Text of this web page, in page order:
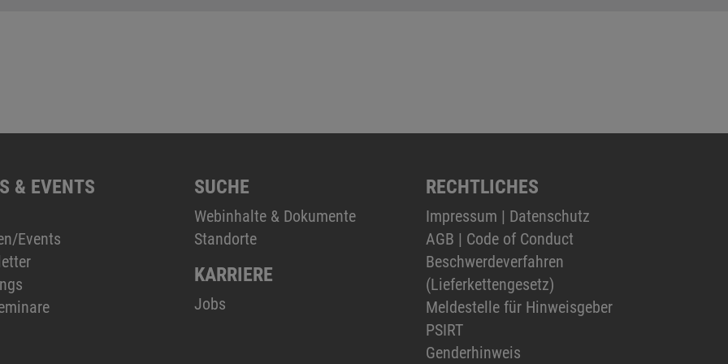
& EVENTS
Events
SUCHE
Webinhalte & Dokumente
Standorte
KARRIERE
Jobs
RECHTLICHES
Impressum | Datenschutz
AGB | Code of Conduct
Beschwerdeverfahren
(Lieferkettengesetz)
Meldestelle für Hinweisgeber
PSIRT
Genderhinweis